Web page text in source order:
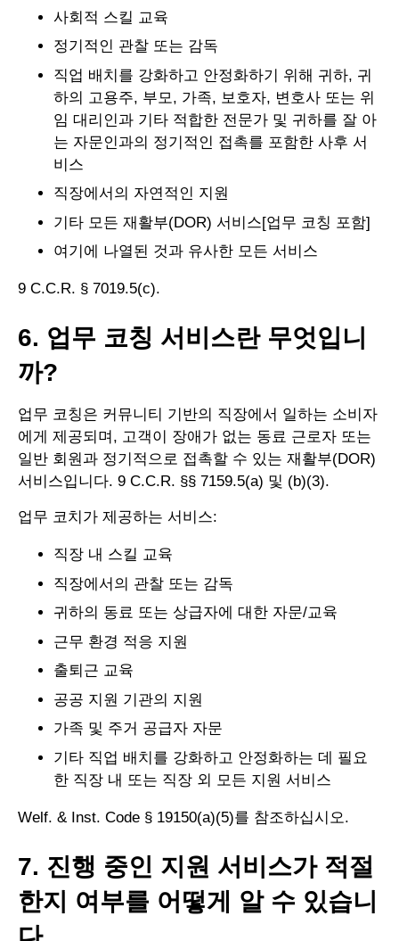
사회적 스킬 교육
정기적인 관찰 또는 감독
직업 배치를 강화하고 안정화하기 위해 귀하, 귀
하의 고용주, 부모, 가족, 보호자, 변호사 또는 위
임 대리인과 기타 적합한 전문가 및 귀하를 잘 아
는 자문인과의 정기적인 접촉를 포함한 사후 서
비스
직장에서의 자연적인 지원
기타 모든 재활부(DOR) 서비스[업무 코칭 포함]
여기에 나열된 것과 유사한 모든 서비스
9 C.C.R. § 7019.5(c).
6. 업무 코칭 서비스란 무엇입니
까?
업무 코칭은 커뮤니티 기반의 직장에서 일하는 소비자
에게 제공되며, 고객이 장애가 없는 동료 근로자 또는
일반 회원과 정기적으로 접촉할 수 있는 재활부(DOR)
서비스입니다. 9 C.C.R. §§ 7159.5(a) 및 (b)(3).
업무 코치가 제공하는 서비스:
직장 내 스킬 교육
직장에서의 관찰 또는 감독
귀하의 동료 또는 상급자에 대한 자문/교육
근무 환경 적응 지원
출퇴근 교육
공공 지원 기관의 지원
가족 및 주거 공급자 자문
기타 직업 배치를 강화하고 안정화하는 데 필요
한 직장 내 또는 직장 외 모든 지원 서비스
Welf. & Inst. Code § 19150(a)(5)를 참조하십시오.
7. 진행 중인 지원 서비스가 적절
한지 여부를 어떻게 알 수 있습니